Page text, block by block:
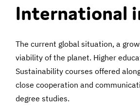
International
The current global situation, a
viability of the planet. Higher
Sustainability courses offered
close cooperation and
degree studies.